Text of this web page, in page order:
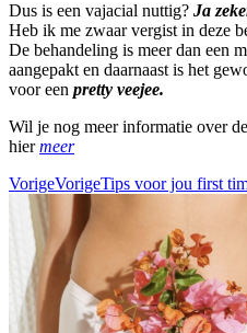
Dus is een vajacial nuttig? Ja
Heb ik me zwaar vergist in deze
De behandeling is meer dan een
aangepakt en daarnaast is het
voor een pretty veejee.
Wil je nog meer informatie over
hiermeer
VorigeVorigeTips voor jou first